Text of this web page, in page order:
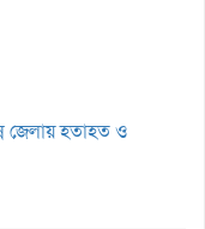
জেলায় হতাহত ও